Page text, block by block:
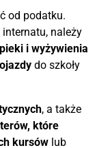
od podatku.
należy
i wyżywienia
do szkoły
, a także
które
kursów lub